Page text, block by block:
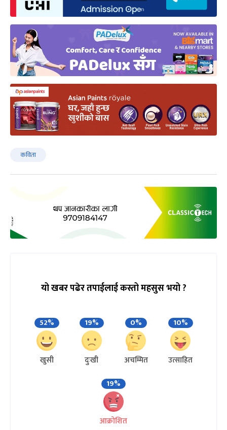
कविता
यो खबर पढेर तपाईलाई कस्तो महसुस भयो ?
52%
खुसी
19%
दुःखी
0%
अचम्मित
10%
उत्साहित
19%
आक्रोशित